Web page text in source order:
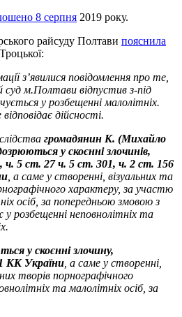
8 серпня 2019 року.
райсуду Полтави пояснила
з’явилися повідомлення про те,
м.Полтави відпустив з-під
у розбещенні малолітніх.
дійсності.
громадянин К. (Михайло
у скоєнні злочинів,
ч. 5 ст. 27 ч. 5 ст. 301, ч. 2 ст. 156
, а саме у створенні, візуальних та
характеру, за участю
осіб, за попередньою змовою з
розбещенні неповнолітніх та
у скоєнні злочину,
КК України , а саме у створенні,
творів порнографічного
та малолітніх осіб, за